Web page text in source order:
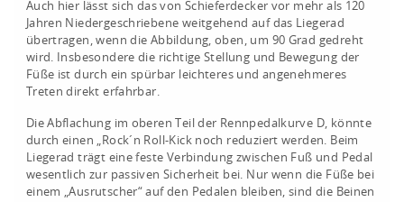
Auch hier lässt sich das von Schieferdecker vor mehr als 120
Jahren Niedergeschriebene weitgehend auf das Liegerad
übertragen, wenn die Abbildung, oben, um 90 Grad gedreht
wird. Insbesondere die richtige Stellung und Bewegung der
Füße ist durch ein spürbar leichteres und angenehmeres
Treten direkt erfahrbar.
Die Abflachung im oberen Teil der Rennpedalkurve D, könnte
durch einen „Rock´n Roll-Kick noch reduziert werden. Beim
Liegerad trägt eine feste Verbindung zwischen Fuß und Pedal
wesentlich zur passiven Sicherheit bei. Nur wenn die Füße bei
einem „Ausrutscher“ auf den Pedalen bleiben, sind die Beinen